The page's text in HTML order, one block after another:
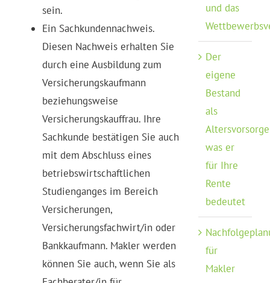
sein.
Ein Sachkundennachweis.
Diesen Nachweis erhalten Sie
durch eine Ausbildung zum
Versicherungskaufmann
beziehungsweise
Versicherungskauffrau. Ihre
Sachkunde bestätigen Sie auch
mit dem Abschluss eines
betriebswirtschaftlichen
Studienganges im Bereich
Versicherungen,
Versicherungsfachwirt/in oder
Bankkaufmann. Makler werden
können Sie auch, wenn Sie als
und das
Der
eigene
Bestand
als
was er
für Ihre
Rente
bedeutet
für
Makler